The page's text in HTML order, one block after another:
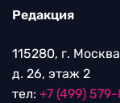
Редакция
115280, г.
д. 26, этаж 2
тел: +7 (499)